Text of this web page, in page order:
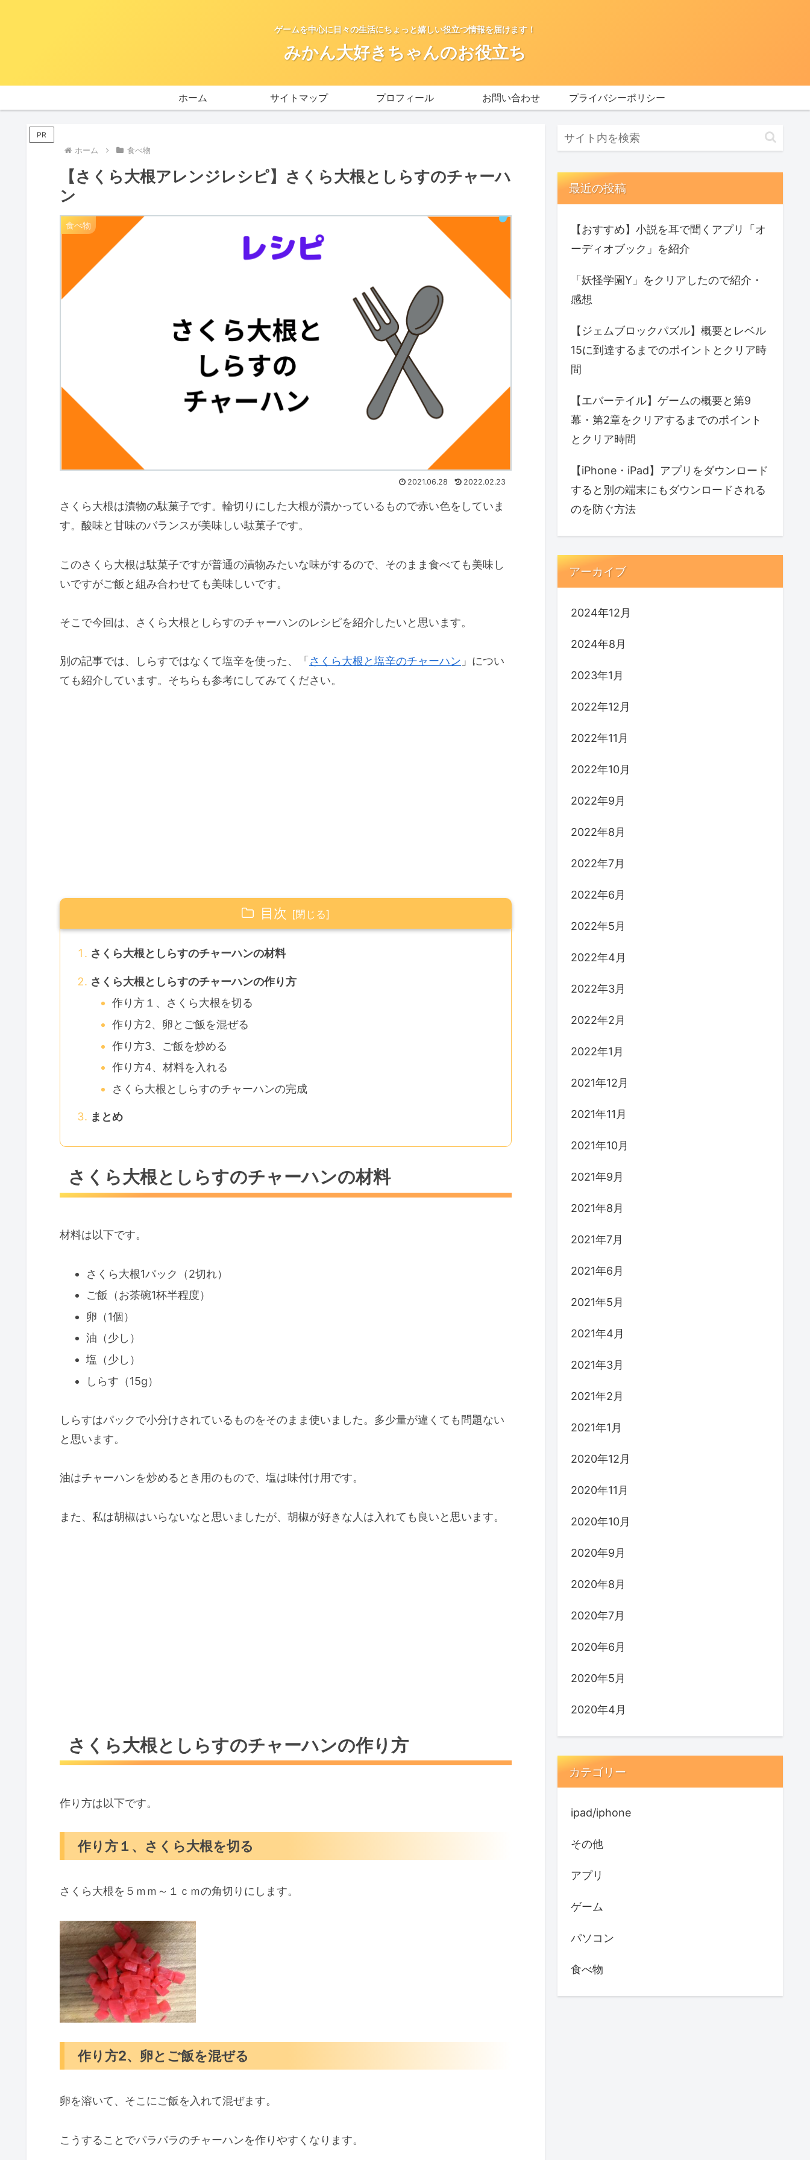
ゲームを中心に日々の生活にちょっと嬉しい役立つ情報を届けます！
みかん大好きちゃんのお役立ち
ホーム サイトマップ プロフィール お問い合わせ プライバシーポリシー
PR
ホーム 食べ物
【さくら大根アレンジレシピ】さくら大根としらすのチャーハ
ン
食べ物
2021.06.28 2022.02.23
さくら大根は漬物の駄菓子です。輪切りにした大根が漬かっているもので赤い色をしていま
す。酸味と甘味のバランスが美味しい駄菓子です。
このさくら大根は駄菓子ですが普通の漬物みたいな味がするので、そのまま食べても美味し
いですがご飯と組み合わせても美味しいです。
そこで今回は、さくら大根としらすのチャーハンのレシピを紹介したいと思います。
別の記事では、しらすではなくて塩辛を使った、「 さくら大根と塩辛のチャーハン 」につい
ても紹介しています。そちらも参考にしてみてください。
目次
さくら大根としらすのチャーハンの材料
さくら大根としらすのチャーハンの作り方
作り方１、さくら大根を切る
作り方2、卵とご飯を混ぜる
作り方3、ご飯を炒める
作り方4、材料を入れる
さくら大根としらすのチャーハンの完成
まとめ
さくら大根としらすのチャーハンの材料
材料は以下です。
さくら大根1パック（2切れ）
ご飯（お茶碗1杯半程度）
卵（1個）
油（少し）
塩（少し）
しらす（15g）
しらすはパックで小分けされているものをそのまま使いました。多少量が違くても問題ない
と思います。
油はチャーハンを炒めるとき用のもので、塩は味付け用です。
また、私は胡椒はいらないなと思いましたが、胡椒が好きな人は入れても良いと思います。
さくら大根としらすのチャーハンの作り方
作り方は以下です。
作り方１、さくら大根を切る
さくら大根を５ｍｍ～１ｃｍの角切りにします。
作り方2、卵とご飯を混ぜる
卵を溶いて、そこにご飯を入れて混ぜます。
こうすることでパラパラのチャーハンを作りやすくなります。
最近の投稿
【おすすめ】小説を耳で聞くアプリ「オ
ーディオブック」を紹介
「妖怪学園Y」をクリアしたので紹介・
感想
【ジェムブロックパズル】概要とレベル
15に到達するまでのポイントとクリア時
間
【エバーテイル】ゲームの概要と第9
幕・第2章をクリアするまでのポイント
とクリア時間
【iPhone・iPad】アプリをダウンロード
すると別の端末にもダウンロードされる
のを防ぐ方法
アーカイブ
2024年12月
2024年8月
2023年1月
2022年12月
2022年11月
2022年10月
2022年9月
2022年8月
2022年7月
2022年6月
2022年5月
2022年4月
2022年3月
2022年2月
2022年1月
2021年12月
2021年11月
2021年10月
2021年9月
2021年8月
2021年7月
2021年6月
2021年5月
2021年4月
2021年3月
2021年2月
2021年1月
2020年12月
2020年11月
2020年10月
2020年9月
2020年8月
2020年7月
2020年6月
2020年5月
2020年4月
カテゴリー
ipad/iphone
その他
アプリ
ゲーム
パソコン
食べ物